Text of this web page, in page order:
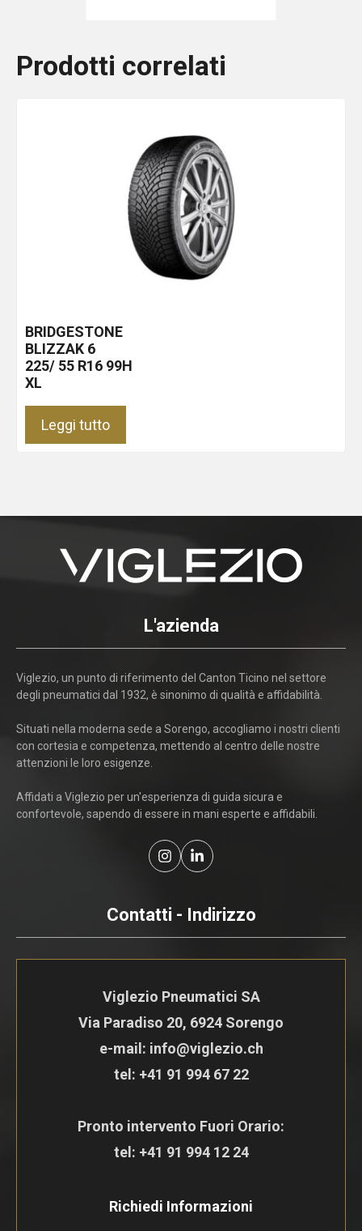
Prodotti correlati
BRIDGESTONE
BLIZZAK 6
225/ 55 R16 99H
XL
Leggi tutto
L'azienda
Viglezio, un punto di riferimento del Canton Ticino nel settore
degli pneumatici dal 1932, è sinonimo di qualità e affidabilità.
Situati nella moderna sede a Sorengo, accogliamo i nostri clienti
con cortesia e competenza, mettendo al centro delle nostre
attenzioni le loro esigenze.
Affidati a Viglezio per un'esperienza di guida sicura e
confortevole, sapendo di essere in mani esperte e affidabili.
Contatti - Indirizzo
Viglezio Pneumatici SA
Via Paradiso 20, 6924 Sorengo
e-mail: info@viglezio.ch
tel: +41 91 994 67 22
Pronto intervento Fuori Orario:
tel: +41 91 994 12 24
Richiedi Informazioni